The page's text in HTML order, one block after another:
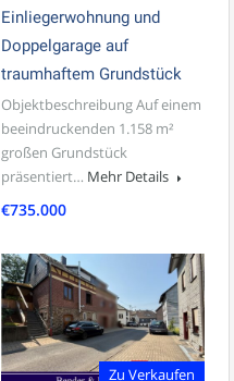
Einliegerwohnung und
Doppelgarage auf
traumhaftem Grundstück
Objektbeschreibung Auf einem
beeindruckenden 1.158 m²
großen Grundstück
präsentiert… Mehr Details
€735.000
Zu Verkaufen